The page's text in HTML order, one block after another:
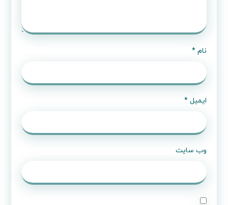
نام*
ایمیل*
وب‌ سایت